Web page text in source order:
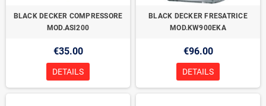
BLACK DECKER COMPRESSORE
MOD.ASI200
€35.00
DETAILS
BLACK DECKER FRESATRICE
MOD.KW900EKA
€96.00
DETAILS